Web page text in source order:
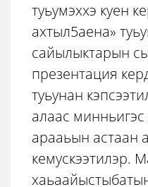
туьумэххэ куен
ахтыл5аена»
сайылыктарын
презентация
туьунан
алаас минньигэс
арааьын астаан
кемускээтилэр.